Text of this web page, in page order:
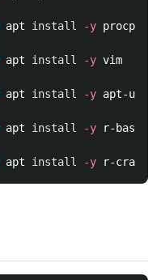
apt install -y
apt install -y
apt install -y
apt install -y
apt install -y